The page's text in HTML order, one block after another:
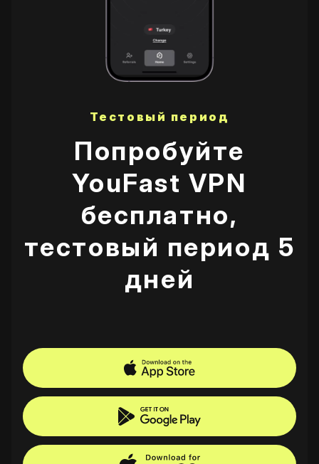
Тестовый период
Попробуйте
YouFast VPN
бесплатно,
тестовый период 5
дней